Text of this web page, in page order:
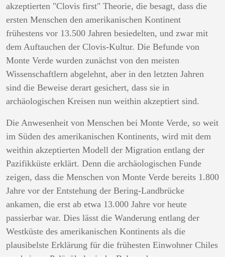
akzeptierten "Clovis first" Theorie, die besagt, dass die
ersten Menschen den amerikanischen Kontinent
frühestens vor 13.500 Jahren besiedelten, und zwar mit
dem Auftauchen der Clovis-Kultur. Die Befunde von
Monte Verde wurden zunächst von den meisten
Wissenschaftlern abgelehnt, aber in den letzten Jahren
sind die Beweise derart gesichert, dass sie in
archäologischen Kreisen nun weithin akzeptiert sind.
Die Anwesenheit von Menschen bei Monte Verde, so weit
im Süden des amerikanischen Kontinents, wird mit dem
weithin akzeptierten Modell der Migration entlang der
Pazifikküste erklärt. Denn die archäologischen Funde
zeigen, dass die Menschen von Monte Verde bereits 1.800
Jahre vor der Entstehung der Bering-Landbrücke
ankamen, die erst ab etwa 13.000 Jahre vor heute
passierbar war. Dies lässt die Wanderung entlang der
Westküste des amerikanischen Kontinents als die
plausibelste Erklärung für die frühesten Einwohner Chiles